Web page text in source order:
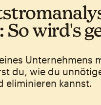
wird's
Unternehmens
du, wie du
eliminieren kannst.